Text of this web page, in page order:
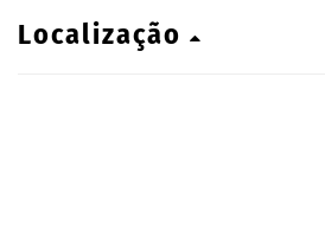
Localização